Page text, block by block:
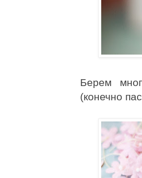
Берем
(конечно